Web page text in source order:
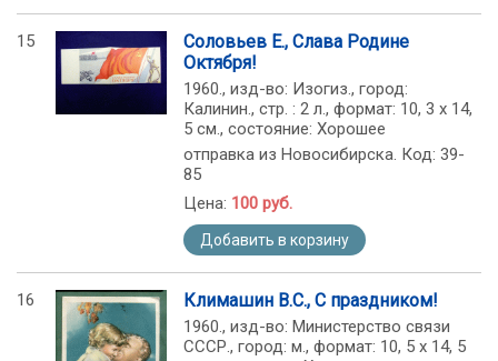
15
Соловьев Е., Слава Родине
Октября!
1960., изд-во: Изогиз., город:
Калинин., стр. : 2 л., формат: 10, 3 х 14,
5 см., состояние: Хорошее
отправка из Новосибирска. Код: 39-
85
Цена: 100 руб.
Добавить в корзину
16 Климашин В.С., С праздником!
1960., изд-во: Министерство связи
СССР., город: м., формат: 10, 5 х 14, 5